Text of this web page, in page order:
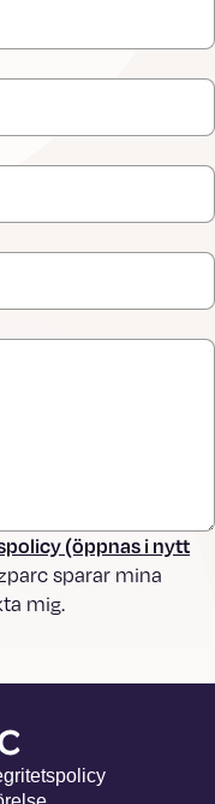
(öppnas i nytt
sparar mina
mig.